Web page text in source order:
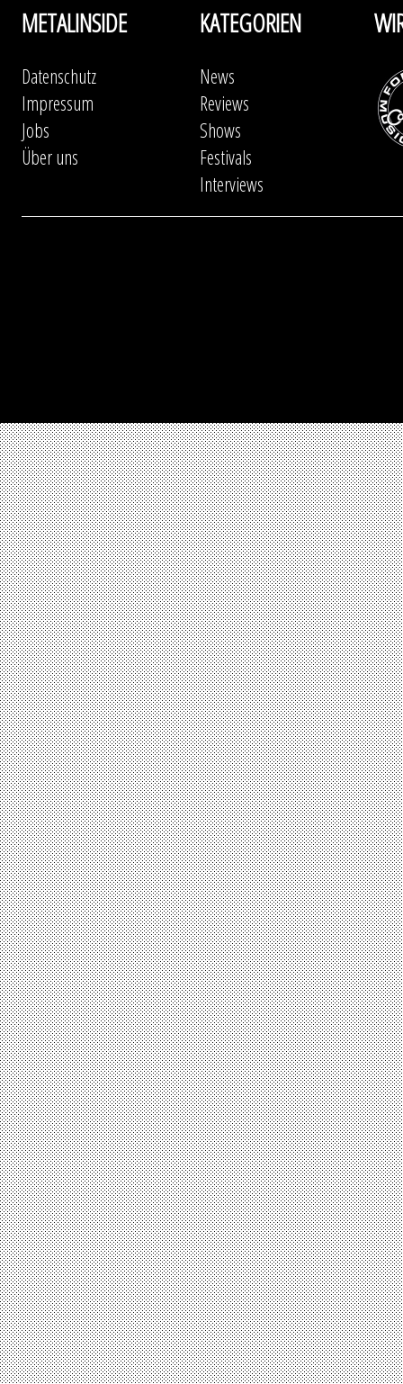
METALINSIDE
Datenschutz
Impressum
Jobs
Über uns
KATEGORIEN
News
Reviews
Shows
Festivals
Interviews